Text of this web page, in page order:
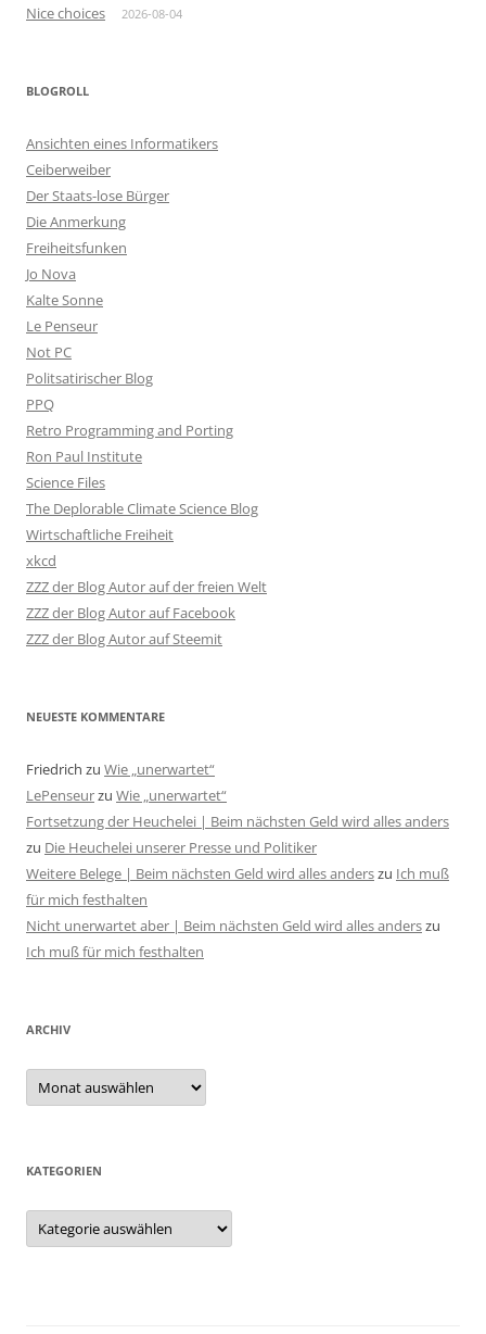
Nice choices 2026-08-04
BLOGROLL
Ansichten eines Informatikers
Ceiberweiber
Der Staats-lose Bürger
Die Anmerkung
Freiheitsfunken
Jo Nova
Kalte Sonne
Le Penseur
Not PC
Politsatirischer Blog
PPQ
Retro Programming and Porting
Ron Paul Institute
Science Files
The Deplorable Climate Science Blog
Wirtschaftliche Freiheit
xkcd
ZZZ der Blog Autor auf der freien Welt
ZZZ der Blog Autor auf Facebook
ZZZ der Blog Autor auf Steemit
NEUESTE KOMMENTARE
Friedrich zu Wie „unerwartet“
LePenseurzu Wie „unerwartet“
Fortsetzung der Heuchelei | Beim nächsten Geld wird alles anders
zu Die Heuchelei unserer Presse und Politiker
Weitere Belege | Beim nächsten Geld wird alles anderszu Ich muß
für mich festhalten
Nicht unerwartet aber | Beim nächsten Geld wird alles anderszu
Ich muß für mich festhalten
ARCHIV
Archiv
KATEGORIEN
Kategorien